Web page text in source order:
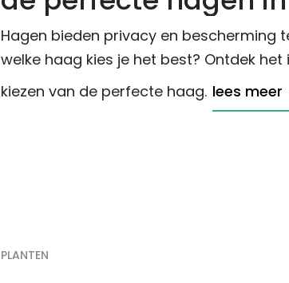
Hagen bieden privacy en bescherming
welke haag kies je het best? Ontdek
kiezen van de perfecte haag. lees meer
PLANTEN